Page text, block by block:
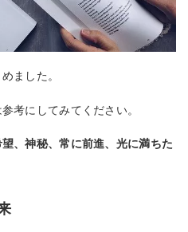
ました。
考にしてみてください。
望、神秘、常に前進、光に満ちた